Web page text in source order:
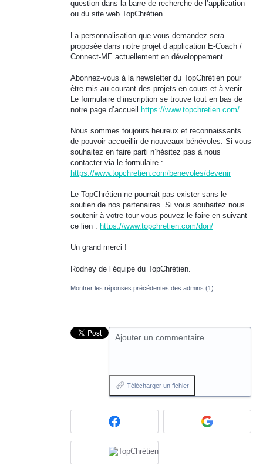
question dans la barre de recherche de l’application
ou du site web TopChrétien.
La personnalisation que vous demandez sera
proposée dans notre projet d’application E-Coach /
Connect-ME actuellement en développement.
Abonnez-vous à la newsletter du TopChrétien pour
être mis au courant des projets en cours et à venir.
Le formulaire d’inscription se trouve tout en bas de
notre page d’accueil
https://www.topchretien.com/
Nous sommes toujours heureux et reconnaissants
de pouvoir accueillir de nouveaux bénévoles. Si vous
souhaitez en faire parti n’hésitez pas à nous
contacter via le formulaire :
https://www.topchretien.com/benevoles/devenir
Le TopChrétien ne pourrait pas exister sans le
soutien de nos partenaires. Si vous souhaitez nous
soutenir à votre tour vous pouvez le faire en suivant
ce lien : https://www.topchretien.com/don/
Un grand merci !
Rodney de l’équipe du TopChrétien.
Montrer les réponses précédentes des admins (1)
Ajouter un commentaire…
Télécharger un fichier